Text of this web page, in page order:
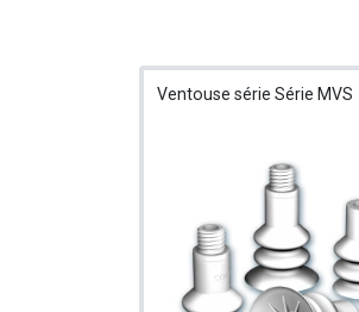
Ventouse série Série MVS